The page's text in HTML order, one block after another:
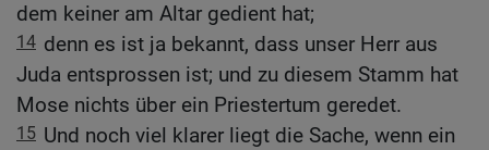
dem keiner am Altar gedient hat;
14 denn es ist ja bekannt, dass unser Herr aus
Juda entsprossen ist; und zu diesem Stamm hat
Mose nichts über ein Priestertum geredet.
15 Und noch viel klarer liegt die Sache, wenn ein